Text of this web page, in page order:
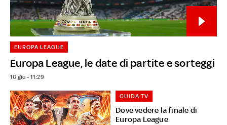
Europa League, le date di partite e sorteggi
EUROPA LEAGUE
10 giu - 11:29
Dove vedere la finale di
Europa League
GUIDA TV